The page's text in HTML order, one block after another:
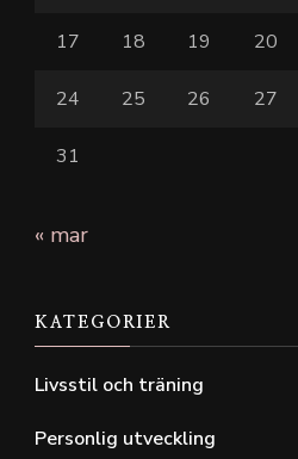
17 18 19 20
24 25 26 27
31
« mar
KATEGORIER
Livsstil och träning
Personlig utveckling